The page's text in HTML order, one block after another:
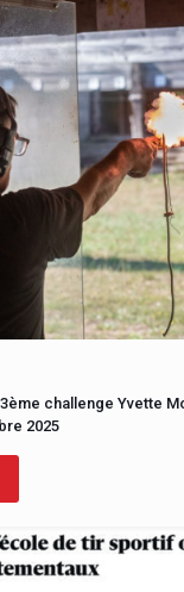
challenge Yvette
2025